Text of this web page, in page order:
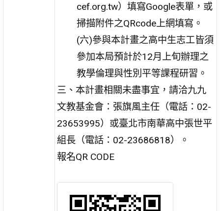
cef.org.tw）填寫Google表單，或
掃描附件之QRcode上網填寫。
(六)參與本計畫之高中生志工皆須
參加本局預計於12月上旬辦理之
教學倫理與性別平等課程研習。
三、本計畫相關未盡事宜，請洽九九
文教基金會：張旗風主任（電話：02-
23653995）或臺北市南華高中張世平
組長（電話：02-23686818）。
報名QR CODE